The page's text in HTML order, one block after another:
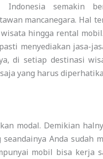
Indonesia semakin
mancanegara. Hal
hingga rental
menyediakan jasa-
di setiap destinasi
yang harus
modal. Demikian
Anda
mobil bisa kerja